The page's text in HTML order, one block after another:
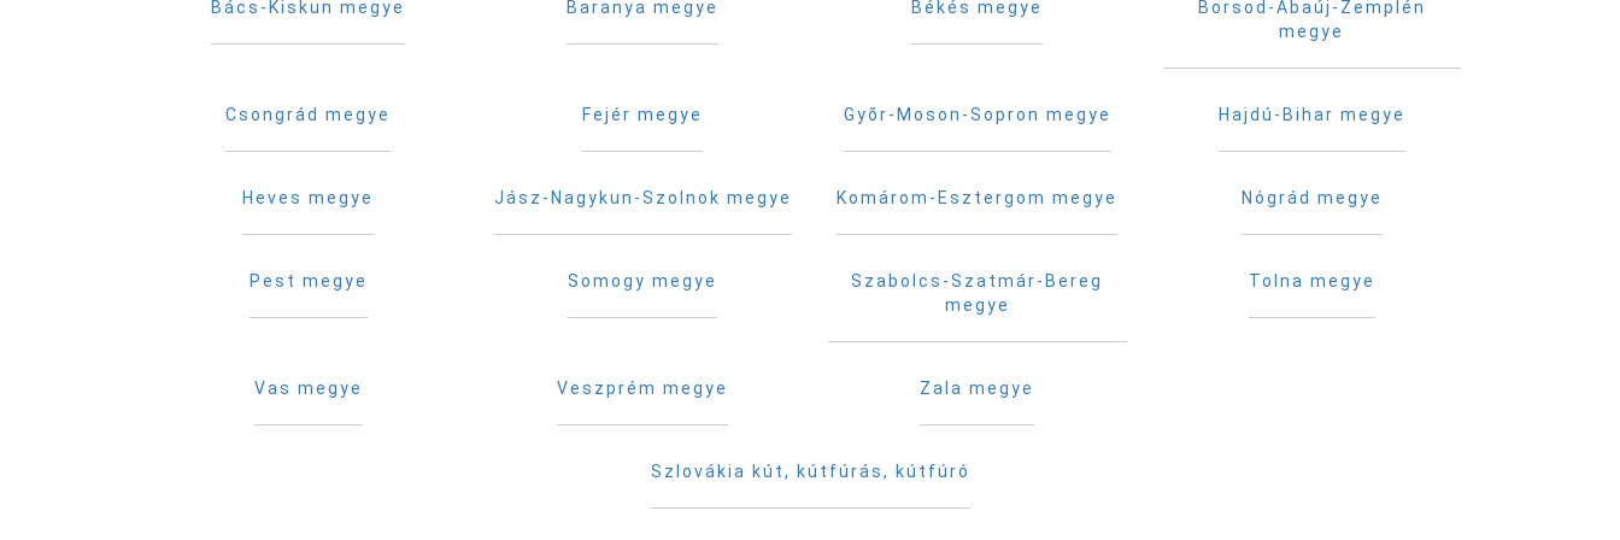
Bács-Kiskun megye Baranya megye Békés megye
Borsod-Abaúj-Zemplén
megye
Csongrád megye Fejér megye Gyõr-Moson-Sopron megye Hajdú-Bihar megye
Heves megye Jász-Nagykun-Szolnok megye Komárom-Esztergom megye Nógrád megye
Pest megye Somogy megye
Szabolcs-Szatmár-Bereg
megye
Tolna megye
Vas megye Veszprém megye Zala megye
Szlovákia kút, kútfúrás, kútfúró